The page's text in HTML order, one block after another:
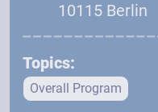
10115 Berlin
Topics:
Overall Program